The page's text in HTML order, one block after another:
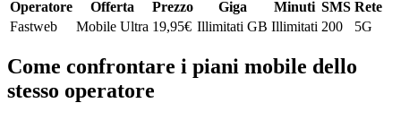
Operatore Offerta Prezzo Giga Minuti SMS Rete
Fastweb
Mobile Ultra 19,95€ Illimitati GB Illimitati 200 5G
Come confrontare i piani mobile dello
stesso operatore